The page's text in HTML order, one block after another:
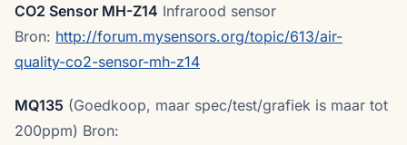
CO2 Sensor MH-Z14 Infrarood sensor
Bron: http://forum.mysensors.org/topic/613/air-
quality-co2-sensor-mh-z14
MQ135 (Goedkoop, maar spec/test/grafiek is maar tot
200ppm) Bron: